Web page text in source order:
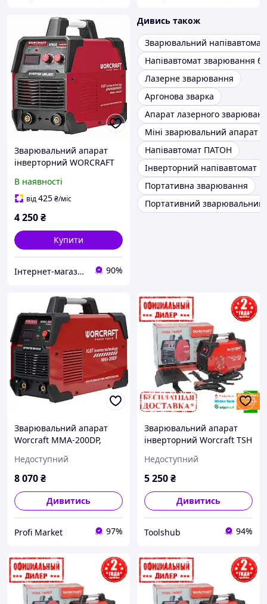
Зварювальний апарат
інверторний WORCRAFT
В наявності
від425₴/міс
4 250₴
Купити
Інтернет-магазин "inGarden" 90%
Дивись також
Зварювальний напівавтомат
Напівавтомат зварювання
Лазерне зварювання
Аргонова зварка
Апарат лазерного
Міні зварювальний апарат
Напівавтомат ПАТОН
Інверторний напівавтомат
Портативна зварювання
Портативний зварювальний
Зварювальний апарат
Worcraft MMA-200DP,
Недоступний
8 070₴
Дивитись
Profi Market 97%
Зварювальний апарат
інверторний Worcraft TSH
А)
Недоступний
5 250₴
Дивитись
Toolshub 94%